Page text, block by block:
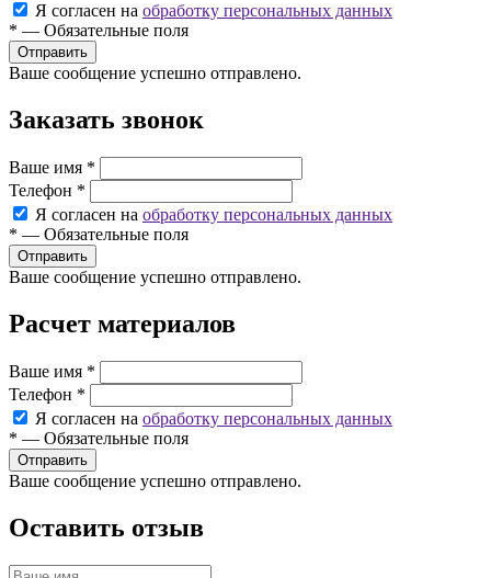
Я согласен на обработку персональных данных
* — Обязательные поля
Ваше сообщение успешно отправлено.
Заказать звонок
Ваше имя *
Телефон *
Я согласен на обработку персональных данных
* — Обязательные поля
Ваше сообщение успешно отправлено.
Расчет материалов
Ваше имя *
Телефон *
Я согласен на обработку персональных данных
* — Обязательные поля
Ваше сообщение успешно отправлено.
Оставить отзыв